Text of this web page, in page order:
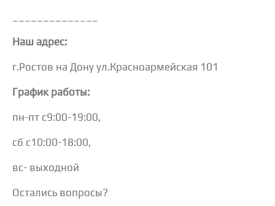
Наш адрес:
г.Ростов на Дону ул.Красноармейская 101
График работы:
пн-пт с9:00-19:00,
сб с10:00-18:00,
вс- выходной
Остались вопросы?